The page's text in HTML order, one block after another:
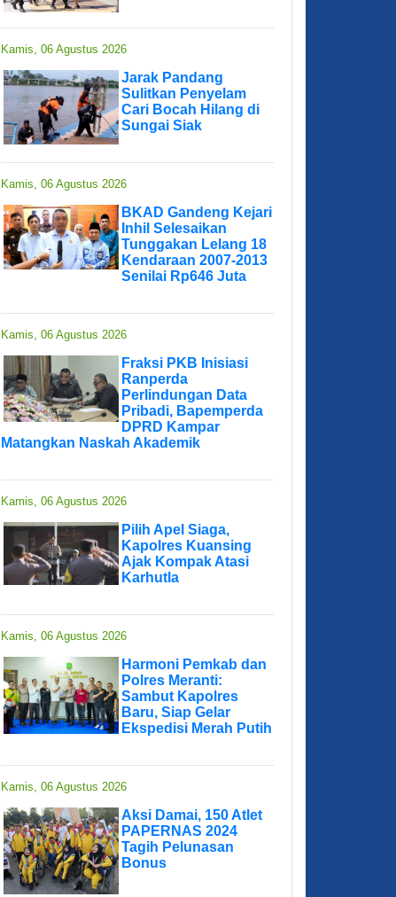
Kamis, 06 Agustus 2026
Jarak Pandang
Sulitkan Penyelam
Cari Bocah Hilang di
Sungai Siak
Kamis, 06 Agustus 2026
BKAD Gandeng Kejari
Inhil Selesaikan
Tunggakan Lelang 18
Kendaraan 2007-2013
Senilai Rp646 Juta
Kamis, 06 Agustus 2026
Fraksi PKB Inisiasi
Ranperda
Perlindungan Data
Pribadi, Bapemperda
DPRD Kampar
Matangkan Naskah Akademik
Kamis, 06 Agustus 2026
Pilih Apel Siaga,
Kapolres Kuansing
Ajak Kompak Atasi
Karhutla
Kamis, 06 Agustus 2026
Harmoni Pemkab dan
Polres Meranti:
Sambut Kapolres
Baru, Siap Gelar
Ekspedisi Merah Putih
Kamis, 06 Agustus 2026
Aksi Damai, 150 Atlet
PAPERNAS 2024
Tagih Pelunasan
Bonus